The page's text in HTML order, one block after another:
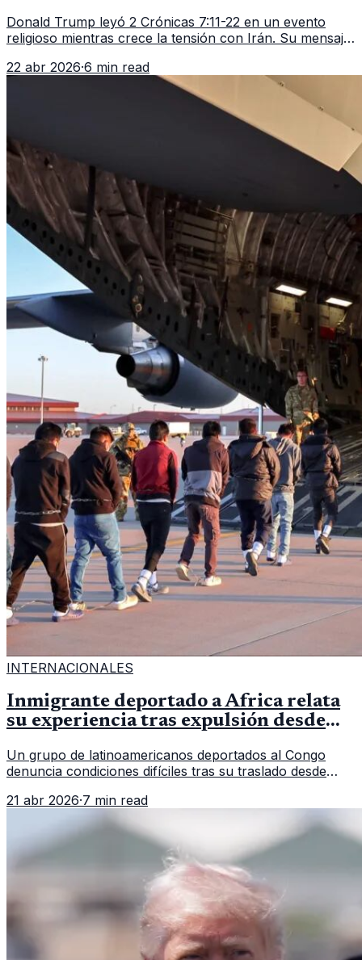
Donald Trump leyó 2 Crónicas 7:11-22 en un evento
religioso mientras crece la tensión con Irán. Su mensaje
22 abr 2026·6 min read
INTERNACIONALES
Inmigrante deportado a África relata
su experiencia tras expulsión desde
Un grupo de latinoamericanos deportados al Congo
denuncia condiciones difíciles tras su traslado desde
psicológico de llegar a África.
21 abr 2026·7 min read